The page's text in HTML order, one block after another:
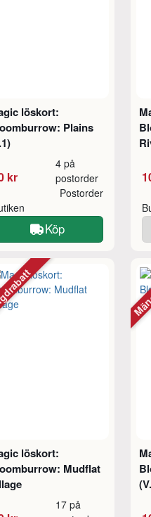
löskort:
Plains
kr
4 på
postorder
Postorder
Köp
löskort:
Mudflat
17 på